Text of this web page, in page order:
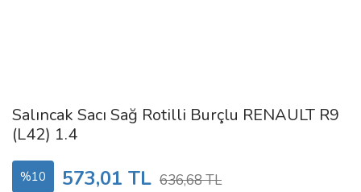
Salıncak Sacı Sağ Rotilli Burçlu RENAULT R9
(L42) 1.4
%10 573,01 TL 636,68 TL